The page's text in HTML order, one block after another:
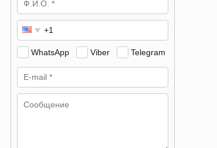
WhatsApp Viber Telegram